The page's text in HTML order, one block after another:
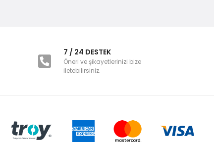
7 / 24 DESTEK
Öneri ve şikayetlerinizi bize
iletebilirsiniz.